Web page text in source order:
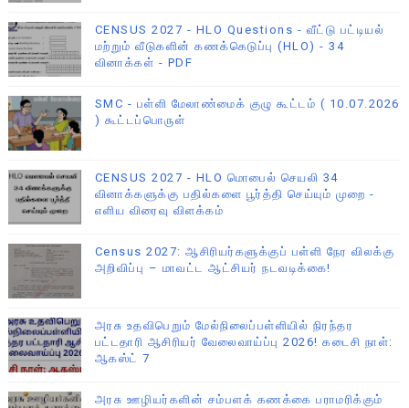
CENSUS 2027 - HLO Questions - வீட்டு பட்டியல்
மற்றும் வீடுகளின் கணக்கெடுப்பு (HLO) - 34
வினாக்கள் - PDF
SMC - பள்ளி மேலாண்மைக் குழு கூட்டம் ( 10.07.2026
) கூட்டப்பொருள்
CENSUS 2027 - HLO மொபைல் செயலி 34
வினாக்களுக்கு பதில்களை பூர்த்தி செய்யும் முறை -
எளிய விரைவு விளக்கம்
Census 2027: ஆசிரியர்களுக்குப் பள்ளி நேர விலக்கு
அறிவிப்பு – மாவட்ட ஆட்சியர் நடவடிக்கை!
அரசு உதவிபெறும் மேல்நிலைப்பள்ளியில் நிரந்தர
பட்டதாரி ஆசிரியர் வேலைவாய்ப்பு 2026! கடைசி நாள்:
ஆகஸ்ட் 7
அரசு ஊழியர்களின் சம்பளக் கணக்கை பராமரிக்கும்